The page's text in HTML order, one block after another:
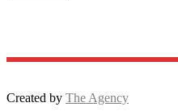
Created by The Agency